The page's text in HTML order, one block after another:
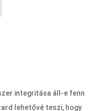
integritása áll-e fenn
lehetővé teszi, hogy